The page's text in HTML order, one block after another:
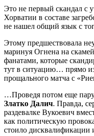
Это не первый скандал с
Хорватии в составе
не нашел общий язык с
Этому предшествовала
маринуя Огнена на
фанатами, которые
тут в ситуацию… прямо
прощального матча с
…Проведя потом еще пару
Златко Далич. Правда,
раздевалке Вукоевич
как политическую
стоило дисквалификации